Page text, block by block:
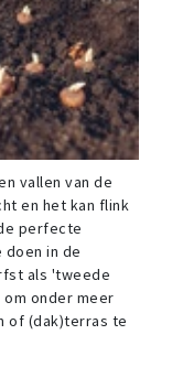
vallen van de
en het kan flink
perfecte
in de
als 'tweede
onder meer
of (dak)terras te